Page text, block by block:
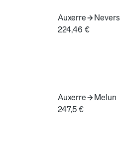
Auxerre
Nevers
224,46 €
Auxerre
Melun
247,5 €